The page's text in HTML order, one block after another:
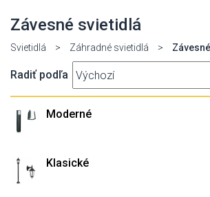
Závesné svietidlá
Svietidlá > Záhradné svietidlá >
Radiť podľa
Moderné
Klasické